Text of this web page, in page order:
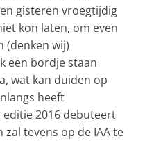
gisteren vroegtijdig
kon laten, om even
(denken wij)
een bordje staan
wat kan duiden op
heeft
editie 2016 debuteert
tevens op de IAA te